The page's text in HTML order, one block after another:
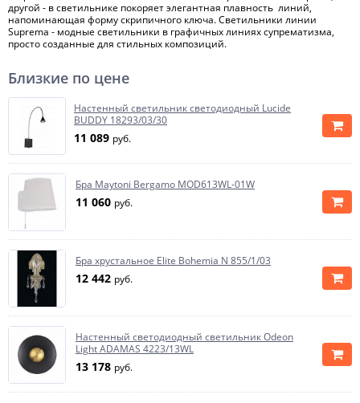
другой - в светильнике покоряет элегантная плавность линий,
напоминающая форму скрипичного ключа. Светильники линии
Suprema - модные светильники в графичных линиях супрематизма,
просто созданные для стильных композиций.
Близкие по цене
Настенный светильник светодиодный Lucide
BUDDY 18293/03/30
11 089 руб.
Бра Maytoni Bergamo MOD613WL-01W
11 060 руб.
Бра хрустальное Elite Bohemia N 855/1/03
12 442 руб.
Настенный светодиодный светильник Odeon
Light ADAMAS 4223/13WL
13 178 руб.